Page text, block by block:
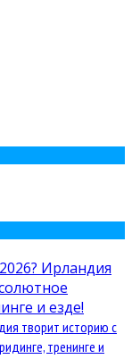
творит историю с
тренинге и